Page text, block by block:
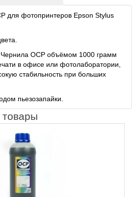
для фотопринтеров Epson Stylus
OCP объёмом 1000 грамм
в офисе или фотолаборатории,
стабильность при больших
пьезозапайки.